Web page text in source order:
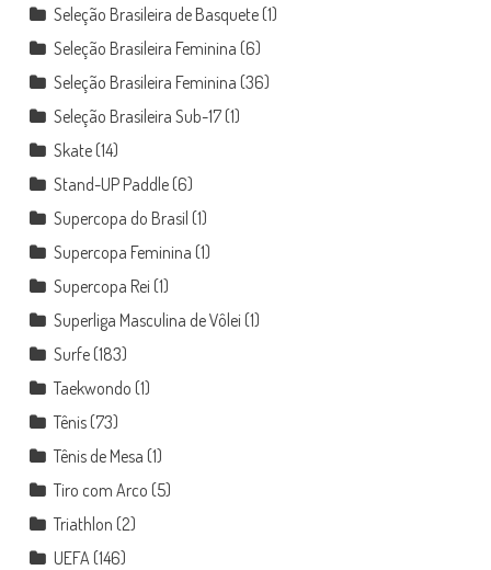
Seleção Brasileira de Basquete(1)
Seleção Brasileira Feminina (6)
Seleção Brasileira Feminina (36)
Seleção Brasileira Sub-17(1)
Skate(14)
Stand-UP Paddle(6)
Supercopa do Brasil (1)
Supercopa Feminina (1)
Supercopa Rei (1)
Superliga Masculina de Vôlei (1)
Surfe(183)
Taekwondo (1)
Tênis(73)
Tênis de Mesa (1)
Tiro com Arco (5)
Triathlon (2)
UEFA (146)